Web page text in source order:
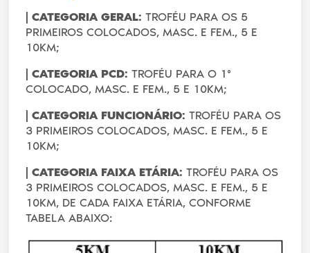
| CATEGORIA GERAL: TROFÉU PARA OS 5
PRIMEIROS COLOCADOS, MASC. E FEM., 5 E
10KM;
| CATEGORIA PCD: TROFÉU PARA O 1º
COLOCADO, MASC. E FEM., 5 E 10KM;
| CATEGORIA FUNCIONÁRIO: TROFÉU PARA OS
3 PRIMEIROS COLOCADOS, MASC. E FEM., 5 E
10KM;
| CATEGORIA FAIXA ETÁRIA: TROFÉU PARA OS
3 PRIMEIROS COLOCADOS, MASC. E FEM., 5 E
10KM, DE CADA FAIXA ETÁRIA, CONFORME
TABELA ABAIXO: